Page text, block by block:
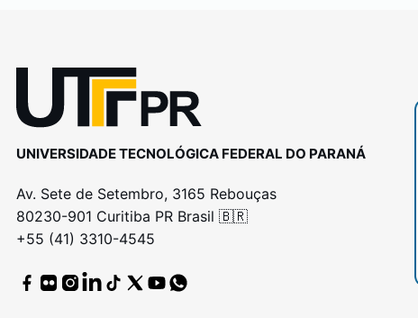
UNIVERSIDADE TECNOLÓGICA FEDERAL DO PARANÁ
Av. Sete de Setembro, 3165 Rebouças
80230-901 Curitiba PR Brasil 🇧🇷
+55 (41) 3310-4545